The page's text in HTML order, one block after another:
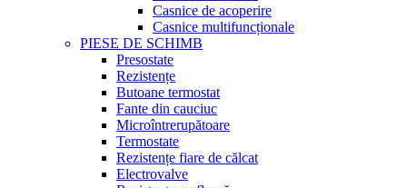
Casnice de acoperire
Casnice multifuncționale
PIESE DE SCHIMB
Presostate
Rezistențe
Butoane termostat
Fante din cauciuc
Microîntrerupătoare
Termostate
Rezistențe fiare de călcat
Electrovalve